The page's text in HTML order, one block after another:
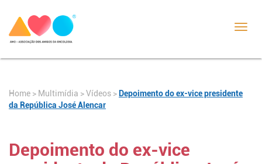
Home > Multimídia >Vídeos > Depoimento do ex-vice presidente
da República José Alencar
Depoimento do ex-vice